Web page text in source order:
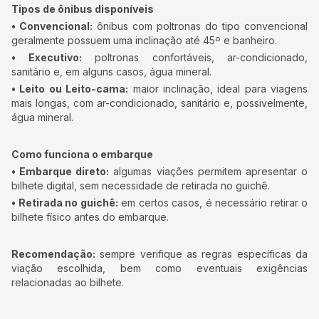
Tipos de ônibus disponíveis
• Convencional: ônibus com poltronas do tipo convencional
geralmente possuem uma inclinação até 45º e banheiro.
• Executivo: poltronas confortáveis, ar-condicionado,
sanitário e, em alguns casos, água mineral.
• Leito ou Leito-cama: maior inclinação, ideal para viagens
mais longas, com ar-condicionado, sanitário e, possivelmente,
água mineral.
Como funciona o embarque
• Embarque direto: algumas viações permitem apresentar o
bilhete digital, sem necessidade de retirada no guichê.
• Retirada no guichê: em certos casos, é necessário retirar o
bilhete físico antes do embarque.
Recomendação: sempre verifique as regras específicas da
viação escolhida, bem como eventuais exigências
relacionadas ao bilhete.